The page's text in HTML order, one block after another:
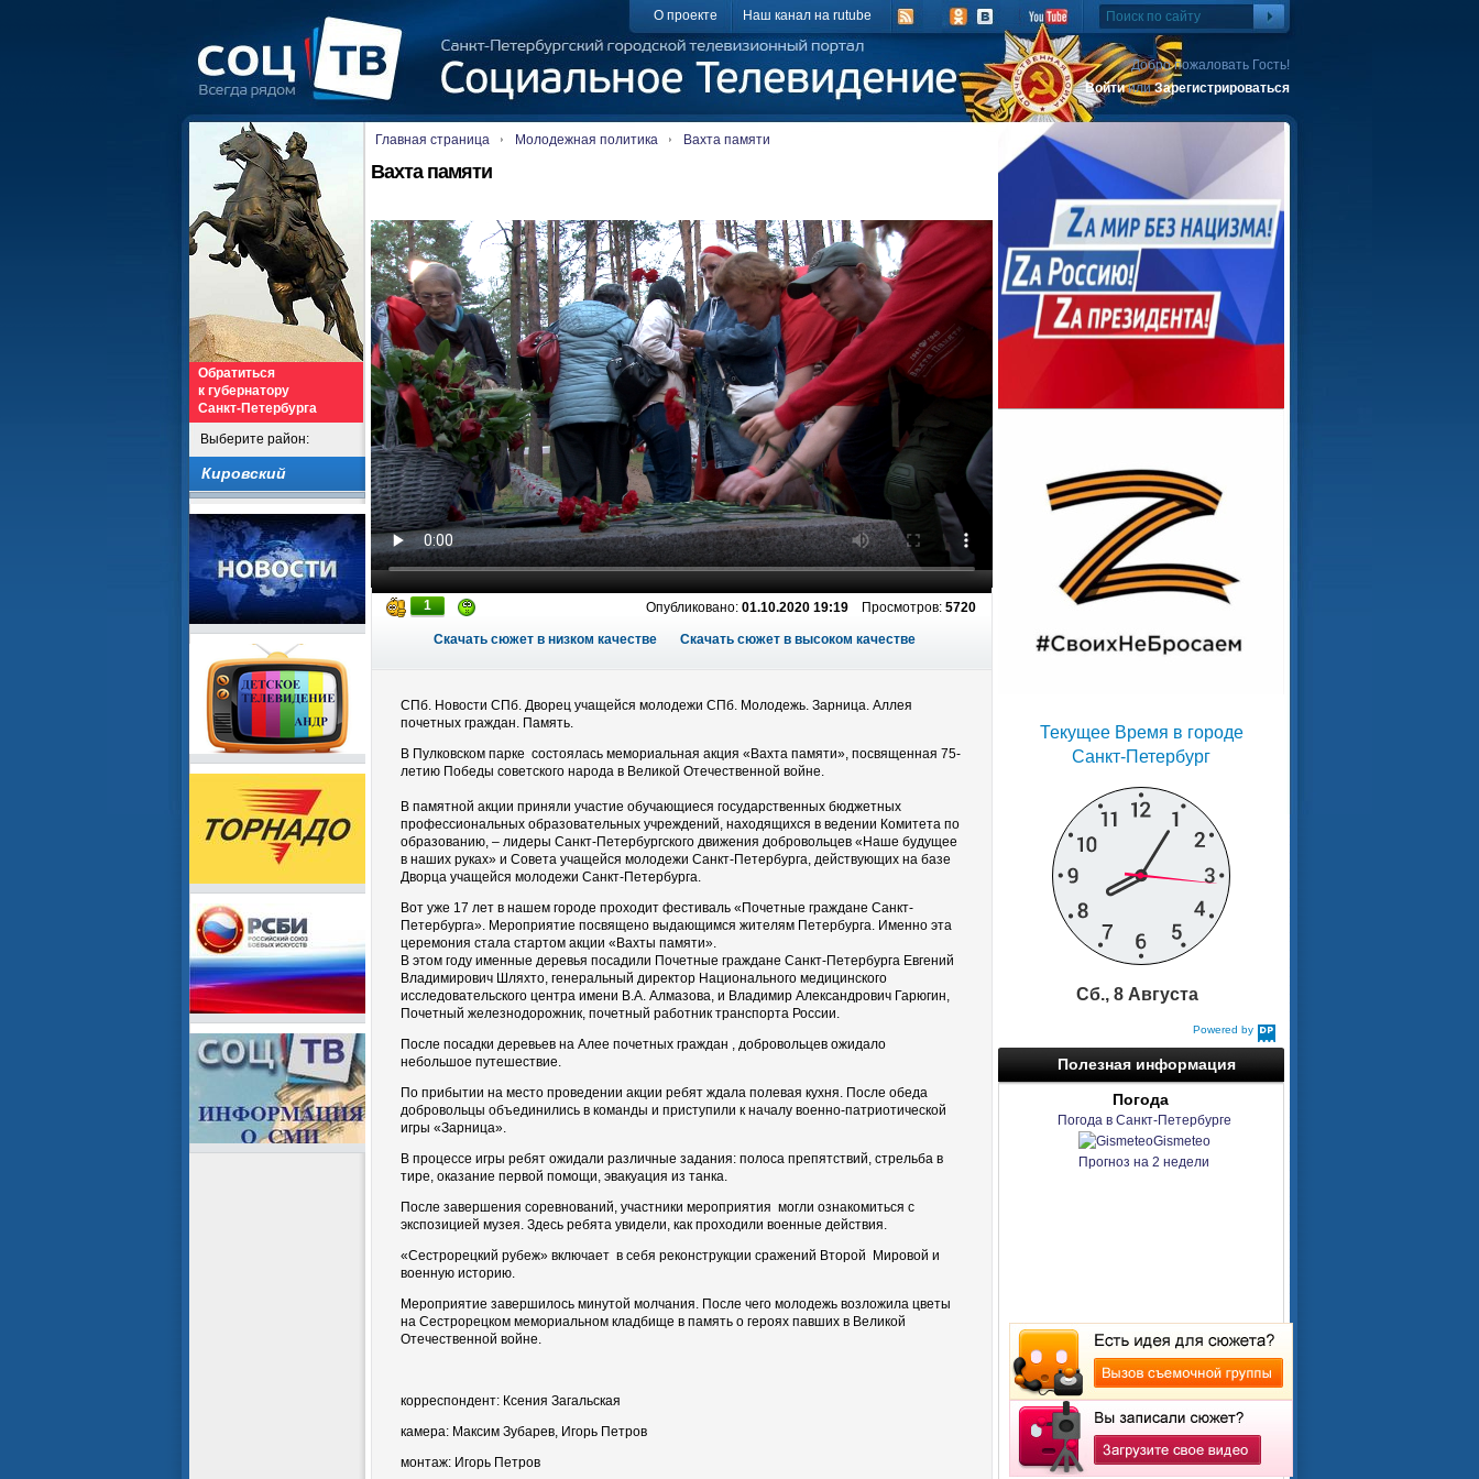
О проекте Наш канал на rutube
Добро пожаловать Гость!
ВойтиилиЗарегистрироваться
Обратиться
к губернатору
Санкт-Петербурга
Выберите район:
Кировский
Главная страница Молодежная политика Вахта памяти
Вахта памяти
1 Опубликовано: 01.10.2020 19:19 Просмотров: 5720
Скачать сюжет в низком качестве Скачать сюжет в высоком качестве
СПб. Новости СПб. Дворец учащейся молодежи СПб. Молодежь. Зарница. Аллея
почетных граждан. Память.
В Пулковском парке состоялась мемориальная акция «Вахта памяти», посвященная 75-
летию Победы советского народа в Великой Отечественной войне.
В памятной акции приняли участие обучающиеся государственных бюджетных
профессиональных образовательных учреждений, находящихся в ведении Комитета по
образованию, – лидеры Санкт-Петербургского движения добровольцев «Наше будущее
в наших руках» и Совета учащейся молодежи Санкт-Петербурга, действующих на базе
Дворца учащейся молодежи Санкт-Петербурга.
Вот уже 17 лет в нашем городе проходит фестиваль «Почетные граждане Санкт-
Петербурга». Мероприятие посвящено выдающимся жителям Петербурга. Именно эта
церемония стала стартом акции «Вахты памяти».
В этом году именные деревья посадили Почетные граждане Санкт-Петербурга Евгений
Владимирович Шляхто, генеральный директор Национального медицинского
исследовательского центра имени В.А. Алмазова, и Владимир Александрович Гарюгин,
Почетный железнодорожник, почетный работник транспорта России.
После посадки деревьев на Алее почетных граждан , добровольцев ожидало
небольшое путешествие.
По прибытии на место проведении акции ребят ждала полевая кухня. После обеда
добровольцы объединились в команды и приступили к началу военно-патриотической
игры «Зарница».
В процессе игры ребят ожидали различные задания: полоса препятствий, стрельба в
тире, оказание первой помощи, эвакуация из танка.
После завершения соревнований, участники мероприятия могли ознакомиться с
экспозицией музея. Здесь ребята увидели, как проходили военные действия.
«Сестрорецкий рубеж» включает в себя реконструкции сражений Второй Мировой и
военную историю.
Мероприятие завершилось минутой молчания. После чего молодежь возложила цветы
на Сестрорецком мемориальном кладбище в память о героях павших в Великой
Отечественной войне.
корреспондент: Ксения Загальская
камера: Максим Зубарев, Игорь Петров
монтаж: Игорь Петров
Powered by
DaysPedia.com
Текущее Время в городе
Санкт-Петербург
Сб., 8 Августа
Полезная информация
Погода
Погода в Санкт-Петербурге
Gismeteo
Прогноз на 2 недели